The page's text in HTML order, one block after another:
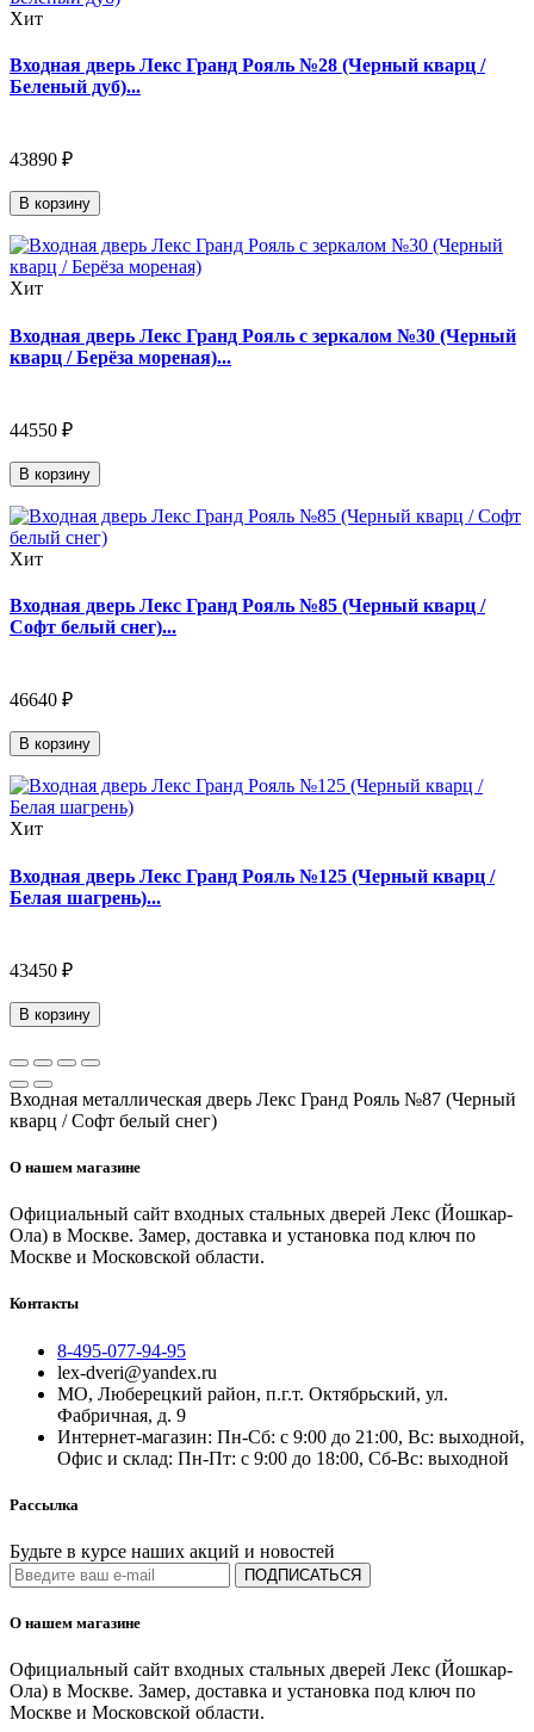
Хит
Входная дверь Лекс Гранд Рояль №28 (Черный кварц /
Беленый дуб)...
43890 ₽
В корзину
Хит
Входная дверь Лекс Гранд Рояль с зеркалом №30 (Черный
кварц / Берёза мореная)...
44550 ₽
В корзину
Хит
Входная дверь Лекс Гранд Рояль №85 (Черный кварц /
Софт белый снег)...
46640 ₽
В корзину
Хит
Входная дверь Лекс Гранд Рояль №125 (Черный кварц /
Белая шагрень)...
43450 ₽
В корзину
Входная металлическая дверь Лекс Гранд Рояль №87 (Черный
кварц / Софт белый снег)
О нашем магазине
Официальный сайт входных стальных дверей Лекс (Йошкар-
Ола) в Москве. Замер, доставка и установка под ключ по
Москве и Московской области.
Контакты
8-495-077-94-95
lex-dveri@yandex.ru
МО, Люберецкий район, п.г.т. Октябрьский, ул.
Фабричная, д. 9
Интернет-магазин: Пн-Сб: с 9:00 до 21:00, Вс: выходной,
Офис и склад: Пн-Пт: с 9:00 до 18:00, Сб-Вс: выходной
Рассылка
Будьте в курсе наших акций и новостей
ПОДПИСАТЬСЯ
О нашем магазине
Официальный сайт входных стальных дверей Лекс (Йошкар-
Ола) в Москве. Замер, доставка и установка под ключ по
Москве и Московской области.